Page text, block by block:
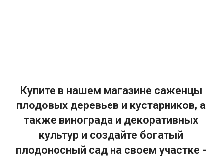
Купите в нашем магазине саженцы
плодовых деревьев и кустарников, а
также винограда и декоративных
культур и создайте богатый
плодоносный сад на своем участке -